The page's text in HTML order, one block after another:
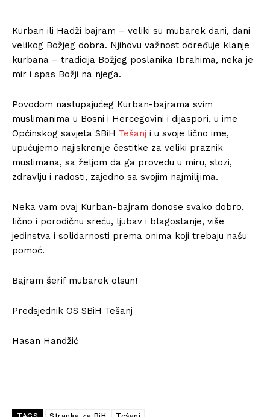
Kurban ili Hadži bajram – veliki su mubarek dani, dani
velikog Božjeg dobra. Njihovu važnost određuje klanje
kurbana – tradicija Božjeg poslanika Ibrahima, neka je
mir i spas Božji na njega.
Povodom nastupajućeg Kurban-bajrama svim
muslimanima u Bosni i Hercegovini i dijaspori, u ime
Općinskog savjeta SBiH Tešanj i u svoje lično ime,
upućujemo najiskrenije čestitke za veliki praznik
muslimana, sa željom da ga provedu u miru, slozi,
zdravlju i radosti, zajedno sa svojim najmilijima.
Neka vam ovaj Kurban-bajram donose svako dobro,
lično i porodičnu sreću, ljubav i blagostanje, više
jedinstva i solidarnosti prema onima koji trebaju našu
pomoć.
Bajram šerif mubarek olsun!
Predsjednik OS SBiH Tešanj
Hasan Handžić